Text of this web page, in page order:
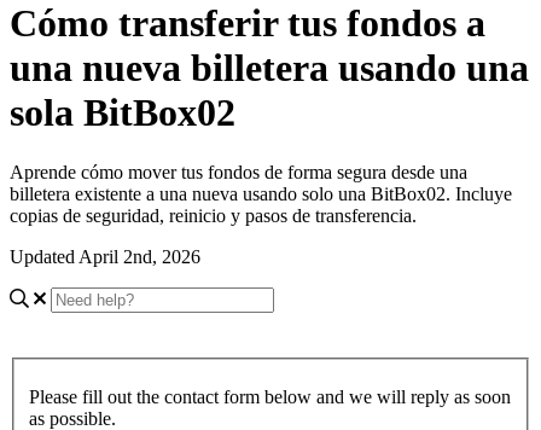
Cómo transferir tus fondos a
una nueva billetera usando una
sola BitBox02
Aprende cómo mover tus fondos de forma segura desde una
billetera existente a una nueva usando solo una BitBox02. Incluye
copias de seguridad, reinicio y pasos de transferencia.
Updated April 2nd, 2026
Please fill out the contact form below and we will reply as soon
as possible.